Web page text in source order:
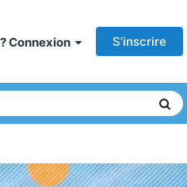
Connexion S’inscrire